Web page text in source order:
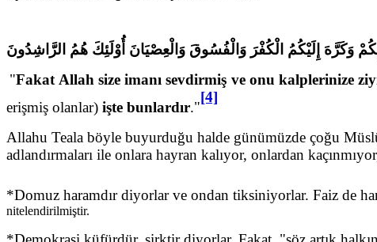
وَكَرَّهَ إِلَيْكُمُ الْكُفْرَ وَالْفُسُوقَ وَالْعِصْيَانَ أُوْلَئِكَ هُمُ الرَّاشِدُونَ
"Fakat Allah size imanı sevdirmiş ve onu kalplerinize
erişmiş olanlar) işte bunlardır."
[4]
Allahu Teala böyle buyurduğu halde günümüzde çoğu
adlandırmaları ile onlara hayran kalıyor, onlardan
*Domuz haramdır diyorlar ve ondan tiksiniyorlar. Faiz de
nitelendirilmiştir.